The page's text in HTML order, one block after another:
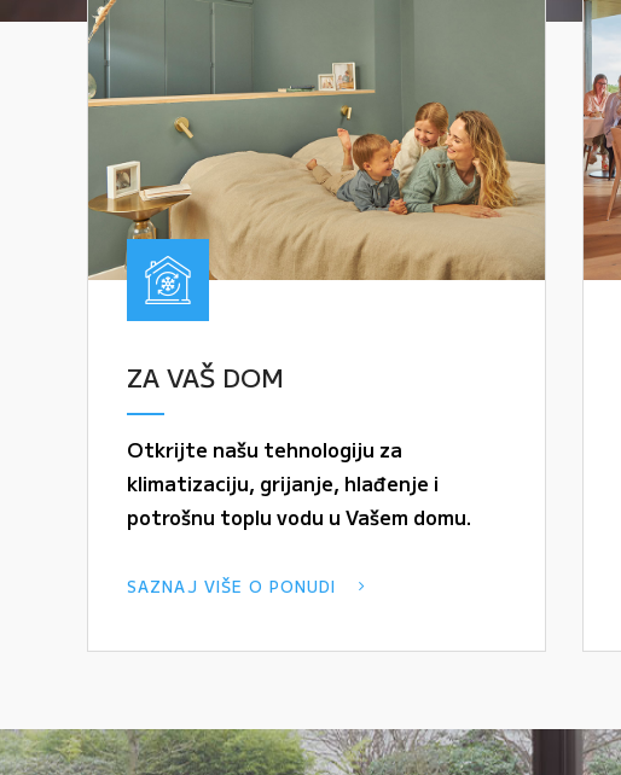
ZA VAŠ DOM
Otkrijte našu tehnologiju za
klimatizaciju, grijanje, hlađenje i
potrošnu toplu vodu u Vašem domu.
SAZNAJ VIŠE O PONUDI